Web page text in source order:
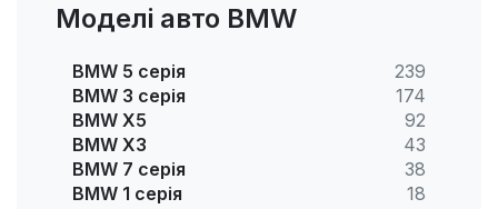
Моделі авто BMW
BMW 5 серія
239
BMW 3 серія
174
BMW X5
92
BMW X3
43
BMW 7 серія
38
BMW 1 серія
18